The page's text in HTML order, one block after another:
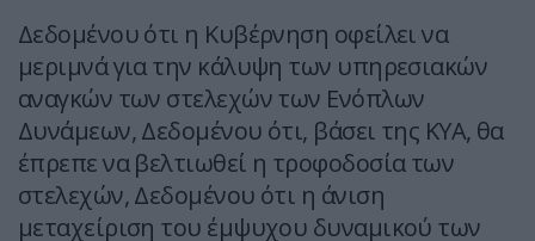
Δεδομένου ότι η Κυβέρνηση οφείλει να
μεριμνά για την κάλυψη των υπηρεσιακών
αναγκών των στελεχών των Ενόπλων
Δυνάμεων, Δεδομένου ότι, βάσει της ΚΥΑ, θα
έπρεπε να βελτιωθεί η τροφοδοσία των
στελεχών, Δεδομένου ότι η άνιση
μεταχείριση του έμψυχου δυναμικού των